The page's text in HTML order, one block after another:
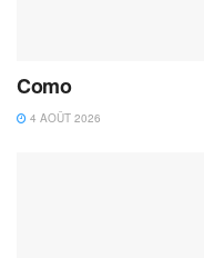
Como
4 AOÛT 2026